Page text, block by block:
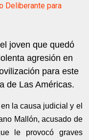
Deliberante para
joven que quedó
agresión en
para este
de Las Américas.
la causa judicial y el
Mallón, acusado de
le provocó graves